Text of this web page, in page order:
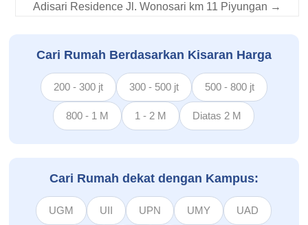
Adisari Residence Jl. Wonosari km 11 Piyungan →
Cari Rumah Berdasarkan Kisaran Harga
200 - 300 jt 300 - 500 jt 500 - 800 jt
800 - 1 M 1 - 2 M Diatas 2 M
Cari Rumah dekat dengan Kampus:
UGM UII UPN UMY UAD